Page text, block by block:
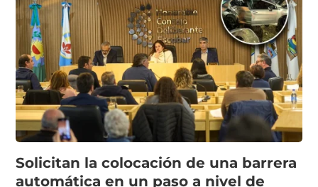
Solicitan la colocación de una barrera
automática en un paso a nivel de